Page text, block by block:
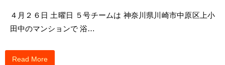
４月２６日 土曜日 ５号チームは 神奈川県川崎市中原区上小
田中のマンションで 浴…
Read More